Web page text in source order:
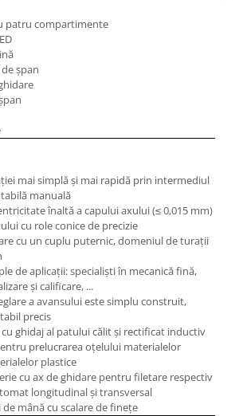
metal
pieselor
varf din
acoperire
verticala
pentru
cu
de găurit și
de șlefuit
metal
patru compartimente
şpan
mai simplă şi mai rapidă prin intermediul
manuală
înaltă a capului axului (≤ 0,015 mm)
cu role conice de precizie
cu un cuplu puternic, domeniul de turaţii
de aplicaţii: specialişti în mecanică fină,
şi calificare, ...
a avansului este simplu construit,
precis
ghidaj al patului călit şi rectificat inductiv
prelucrarea oţelului materialelor
plastice
cu ax de ghidare pentru filetare respectiv
longitudinal şi transversal
mână cu scalare de fineţe